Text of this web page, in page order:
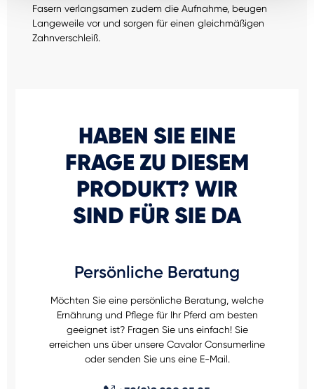
Fasern verlangsamen zudem die Aufnahme, beugen
Langeweile vor und sorgen für einen gleichmäßigen
Zahnverschleiß.
HABEN SIE EINE
FRAGE ZU DIESEM
PRODUKT? WIR
SIND FÜR SIE DA
Persönliche Beratung
Möchten Sie eine persönliche Beratung, welche
Ernährung und Pflege für Ihr Pferd am besten
geeignet ist? Fragen Sie uns einfach! Sie
erreichen uns über unsere Cavalor Consumerline
oder senden Sie uns eine E-Mail.